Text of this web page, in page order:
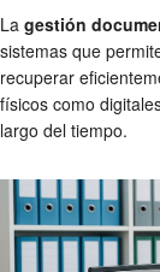
La gestión
sistemas que
recuperar
físicos como
largo del tiempo.